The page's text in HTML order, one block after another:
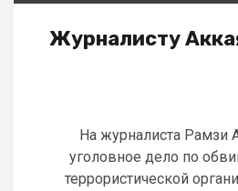
Журналисту
На журналиста Рамзи
уголовное дело по
террористической